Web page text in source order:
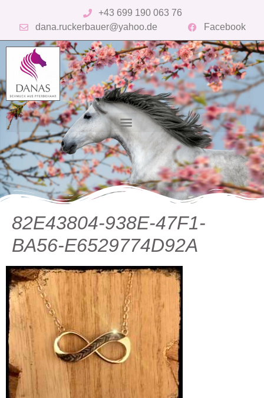
+43 699 190 063 76
dana.ruckerbauer@yahoo.de
Facebook
82E43804-938E-47F1-
BA56-E6529774D92A